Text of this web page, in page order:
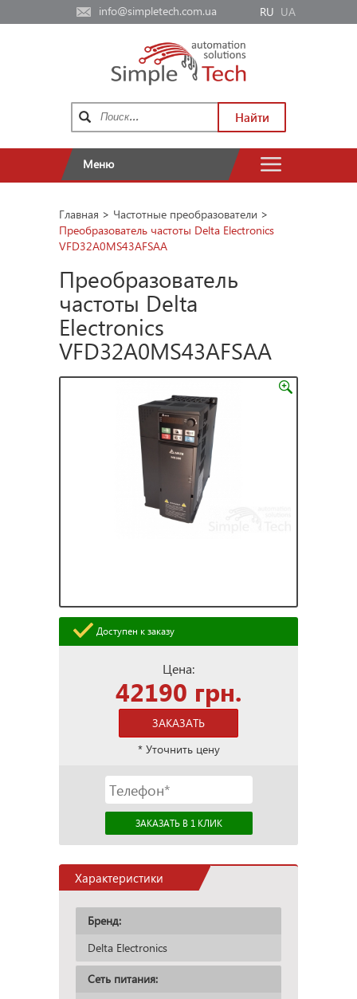
info@simpletech.com.ua RU UA
Найти
Меню
Главная > Частотные преобразователи >
Преобразователь частоты Delta Electronics
VFD32A0MS43AFSAA
Преобразователь
частоты Delta
Electronics
VFD32A0MS43AFSAA
Доступен к заказу
Цена:
42190 грн.
ЗАКАЗАТЬ
* Уточнить цену
Характеристики
Бренд:
Delta Electronics
Сеть питания: